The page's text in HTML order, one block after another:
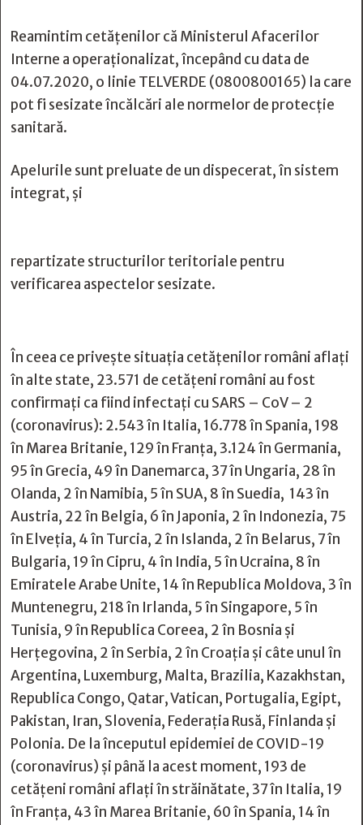
Reamintim cetățenilor că Ministerul Afacerilor
Interne a operaționalizat, începând cu data de
04.07.2020, o linie TELVERDE (0800800165) la care
pot fi sesizate încălcări ale normelor de protecție
sanitară.
Apelurile sunt preluate de un dispecerat, în sistem
integrat, și
repartizate structurilor teritoriale pentru
verificarea aspectelor sesizate.
În ceea ce privește situația cetățenilor români aflați
în alte state, 23.571 de cetățeni români au fost
confirmați ca fiind infectați cu SARS – CoV – 2
(coronavirus): 2.543 în Italia, 16.778 în Spania, 198
în Marea Britanie, 129 în Franța, 3.124 în Germania,
95 în Grecia, 49 în Danemarca, 37 în Ungaria, 28 în
Olanda, 2 în Namibia, 5 în SUA, 8 în Suedia, 143 în
Austria, 22 în Belgia, 6 în Japonia, 2 în Indonezia, 75
în Elveția, 4 în Turcia, 2 în Islanda, 2 în Belarus, 7 în
Bulgaria, 19 în Cipru, 4 în India, 5 în Ucraina, 8 în
Emiratele Arabe Unite, 14 în Republica Moldova, 3 în
Muntenegru, 218 în Irlanda, 5 în Singapore, 5 în
Tunisia, 9 în Republica Coreea, 2 în Bosnia și
Herțegovina, 2 în Serbia, 2 în Croația și câte unul în
Argentina, Luxemburg, Malta, Brazilia, Kazakhstan,
Republica Congo, Qatar, Vatican, Portugalia, Egipt,
Pakistan, Iran, Slovenia, Federația Rusă, Finlanda și
Polonia. De la începutul epidemiei de COVID-19
(coronavirus) și până la acest moment, 193 de
cetățeni români aflați în străinătate, 37 în Italia, 19
în Franța, 43 în Marea Britanie, 60 în Spania, 14 în